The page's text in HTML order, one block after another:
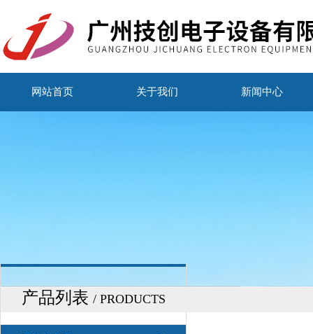
网站首页 关于我们 新闻中心
产品列表 / PRODUCTS